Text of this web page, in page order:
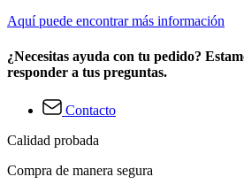
Aquí puede encontrar más información
¿Necesitas ayuda con tu pedido?
responder a tus preguntas.
Contacto
Calidad probada
Compra de manera segura